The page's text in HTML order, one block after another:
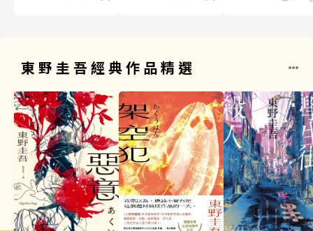
東野圭吾經典作品精選